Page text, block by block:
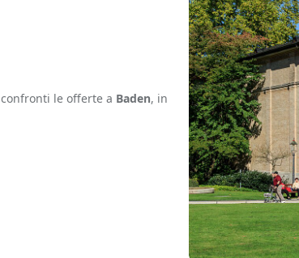
confronti le offerte a Baden, in